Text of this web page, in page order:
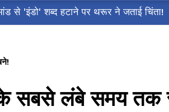
उठे सवालों का मज़ाकिया जवाब!
के सबसे लंबे समय तक